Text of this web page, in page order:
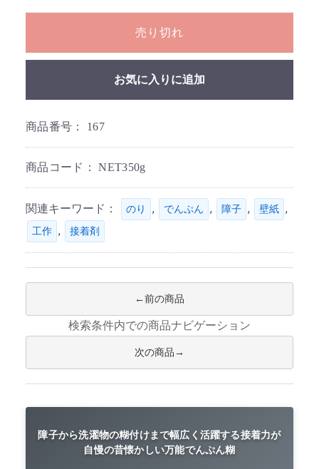
売り切れ
お気に入りに追加
商品番号： 167
商品コード：NET350g
関連キーワード： のり , でんぷん , 障子 , 壁紙 ,
工作 , 接着剤
前の商品
検索条件内での商品ナビゲーション
次の商品
障子から洗濯物の糊付けまで幅広く活躍する接着力が
自慢の昔懐かしい万能でんぷん糊